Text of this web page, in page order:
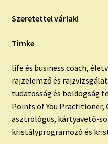
Szeretettel várlak!
Timke
life és business coach,
rajzelemző és
tudatosság és boldogság
Points of You
asztrológus, kártyavető-
kristályprogramozó és